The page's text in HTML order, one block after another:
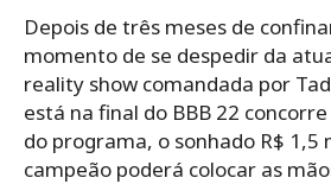
Depois de três meses de
momento de se despedir da
reality show comandada por
está na final do BBB 22
do programa, o sonhado R$ 1,5
campeão poderá colocar as